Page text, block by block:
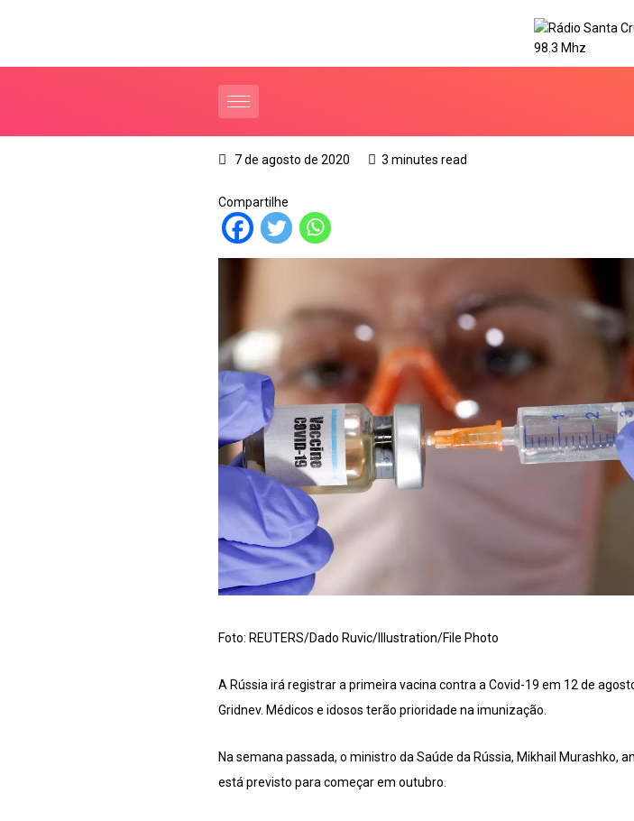
7 de agosto de 2020 3 minutes read
Compartilhe
Foto: REUTERS/Dado Ruvic/Illustration/File Photo
A Rússia irá registrar a primeira vacina contra a Covid-19 em 12 de
Gridnev. Médicos e idosos terão prioridade na imunização.
Na semana passada, o ministro da Saúde da Rússia, Mikhail Murashko,
está previsto para começar em outubro.